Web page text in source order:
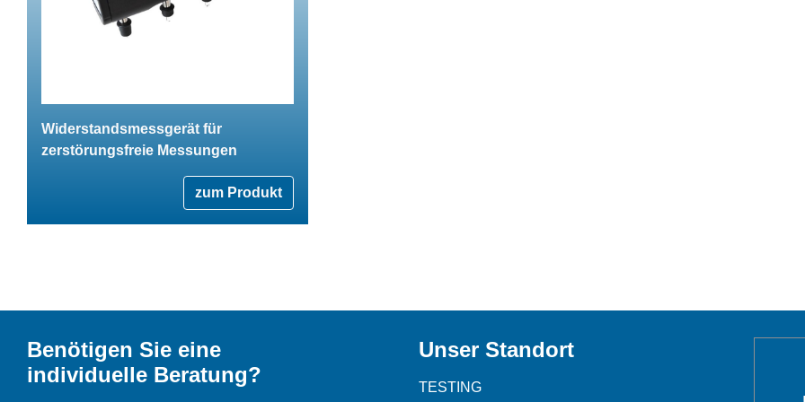
Widerstandsmessgerät für
zerstörungsfreie Messungen
zum Produkt
Benötigen Sie eine
individuelle Beratung?
Unser Standort
TESTING